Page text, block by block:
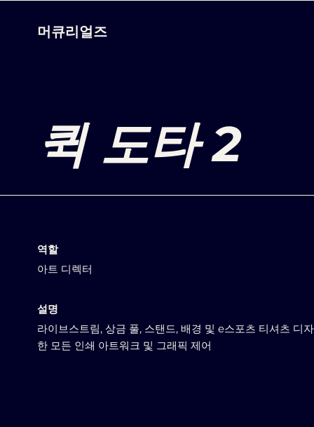
머큐리얼즈
퀵 도타 2
역할
아트 디렉터
설명
라이브스트림, 상금 풀, 스탠드, 배경 및 e스포츠 티셔츠 디
한 모든 인쇄 아트워크 및 그래픽 제어